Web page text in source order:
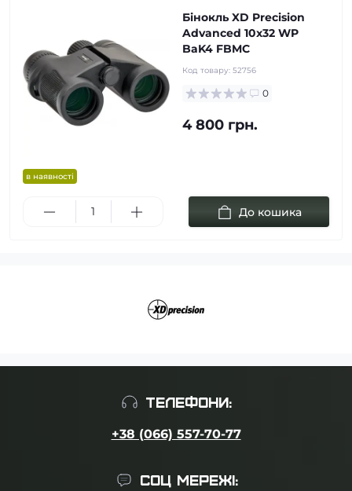
в наявності
Бінокль XD Precision
Advanced 10x32 WP
BaK4 FBMC
Код товару: 52756
0
4 800 грн.
До кошика
ТЕЛЕФОНИ:
+38 (066) 557-70-77
СОЦ МЕРЕЖІ: